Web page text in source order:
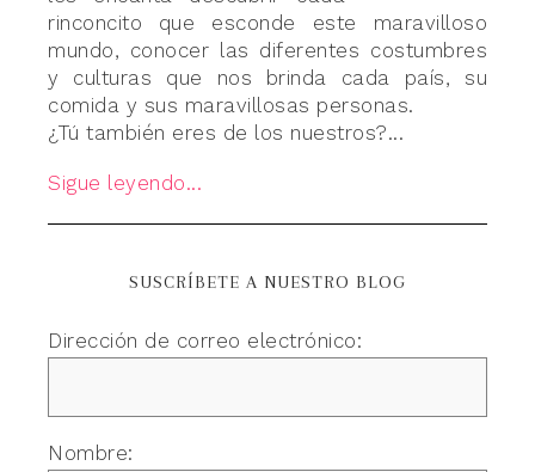
rinconcito que esconde este maravilloso
mundo, conocer las diferentes costumbres
y culturas que nos brinda cada país, su
comida y sus maravillosas personas.
¿Tú también eres de los nuestros?...
Sigue leyendo...
SUSCRÍBETE A NUESTRO BLOG
Dirección de correo electrónico:
Nombre: